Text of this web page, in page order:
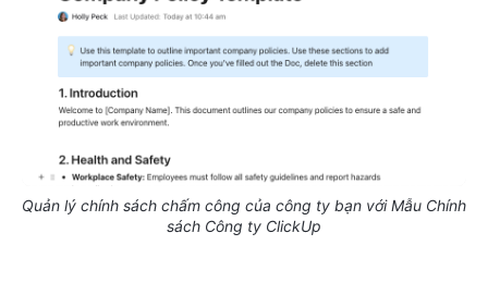
Quản lý chính sách chấm công của công ty bạn với Mẫu Chính
sách Công ty ClickUp